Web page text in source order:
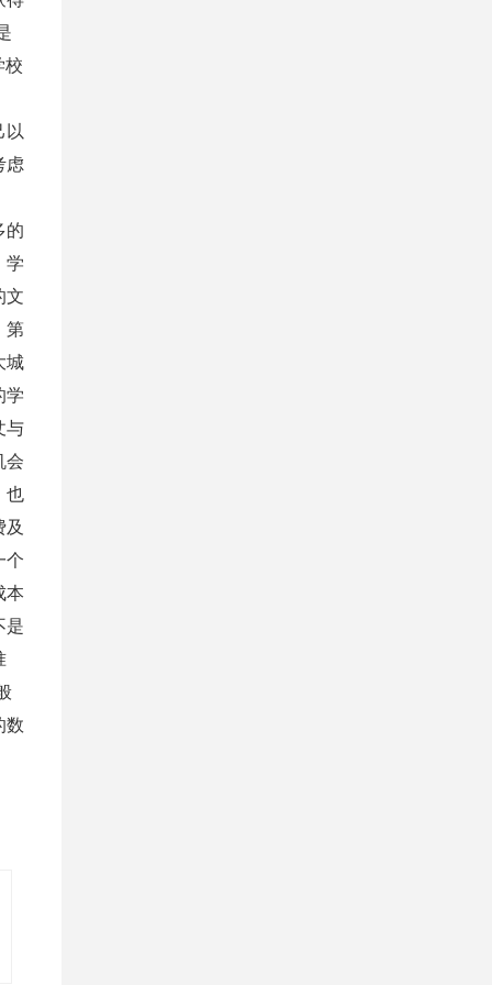
校
以
虑
的
学
文
第
城
学
与
会
也
个
本
是
数